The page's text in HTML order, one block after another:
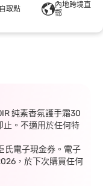
取點
內地跨境直
郵
純素香氛護手霜30
止。不適用於任何特
氏電子現金券。電子
，於下次購買任何